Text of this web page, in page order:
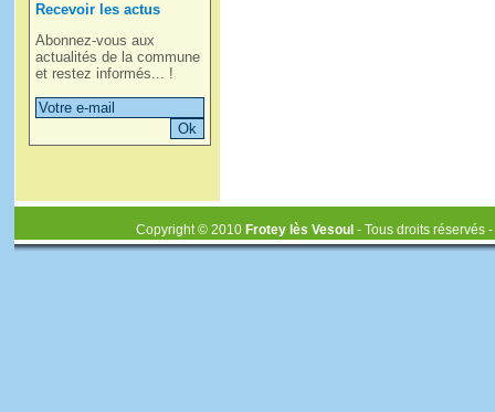
Recevoir les actus
Abonnez-vous aux
actualités de la commune
et restez informés... !
Copyright © 2010 Frotey lès Vesoul - Tous droits réservés